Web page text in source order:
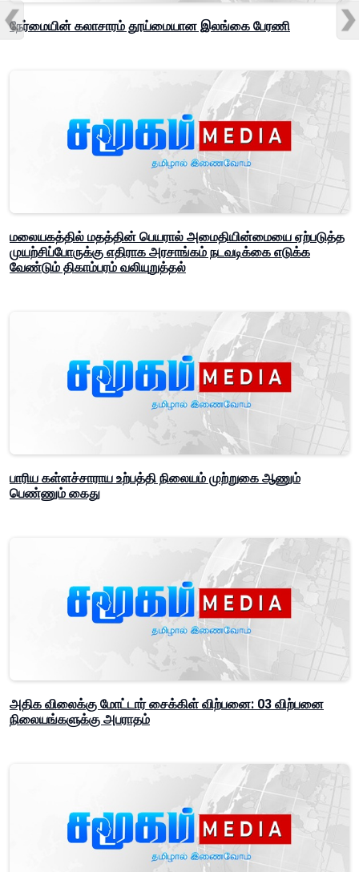
நேர்மையின் கலாசாரம் தூய்மையான இலங்கை பேரணி
மலையகத்தில் மதத்தின் பெயரால் அமைதியின்மையை ஏற்படுத்த
முயற்சிப்போருக்கு எதிராக அரசாங்கம் நடவடிக்கை எடுக்க
வேண்டும் திகாம்பரம் வலியுறுத்தல்
பாரிய கள்ளச்சாராய உற்பத்தி நிலையம் முற்றுகை ஆணும்
பெண்ணும் கைது
அதிக விலைக்கு மோட்டார் சைக்கிள் விற்பனை: 03 விற்பனை
நிலையங்களுக்கு அபராதம்